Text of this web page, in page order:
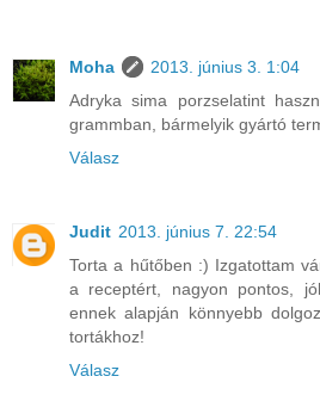
Moha
2013. június 3. 1:04
Adryka sima porzselatint
grammban, bármelyik gyártó
Válasz
Judit 2013. június 7. 22:54
Torta a hűtőben :) Izgatottam
a receptért, nagyon pontos,
ennek alapján könnyebb
tortákhoz!
Válasz